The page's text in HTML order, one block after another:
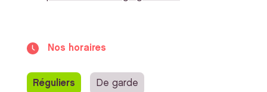
Nos horaires
Réguliers De garde